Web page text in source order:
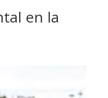
en la